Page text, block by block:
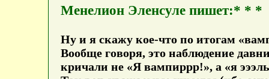
Менелион Эленсуле пишет:* * *
Ну и я скажу кое-что по итогам
Вообще говоря, это наблюдение
кричали не «Я вампиррр!», а «я